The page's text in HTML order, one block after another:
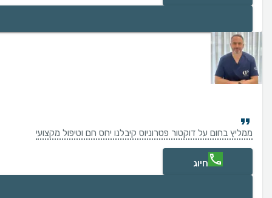
ממליץ בחום על דוקטור פטרוניוס קיבלנו יחס חם וטיפול מקצועי
חיוג